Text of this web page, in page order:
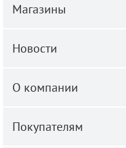
Магазины
Новости
О компании
Покупателям